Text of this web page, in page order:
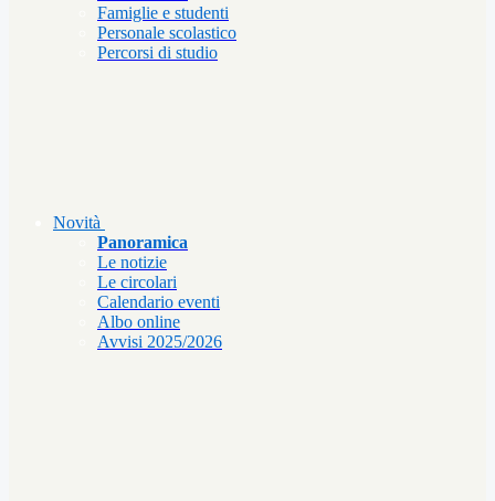
Famiglie e studenti
Personale scolastico
Percorsi di studio
Novità
Panoramica
Le notizie
Le circolari
Calendario eventi
Albo online
Avvisi 2025/2026